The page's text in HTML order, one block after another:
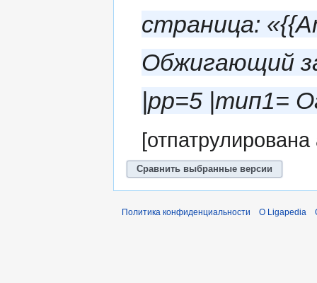
страница:
Обжигающий
|pp=5 |тип1=
Политика конфиденциальности О Ligapedia